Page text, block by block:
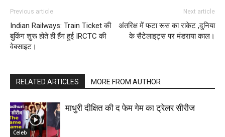
Previous article
Indian Railways: Train Ticket की
बुकिंग शुरू होते ही हैंग हुई IRCTC की
वेबसाइट।
Next article
अंतरिक्ष में फटा रूस का राकेट ,दुनिया
के सैटेलाइट्स पर मंडराया काल।
RELATED ARTICLES MORE FROM AUTHOR
Celeb
माधुरी दीक्षित की द फेम गेम का ट्रेलर सीरीज